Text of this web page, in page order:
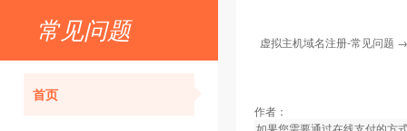
常见问题
首页
虚拟主机域名注册-常见问题
作者：
如果您需要通过在线支付的方